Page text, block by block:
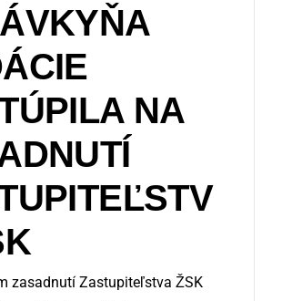
NA
zasadnutí Zastupiteľstva ŽSK